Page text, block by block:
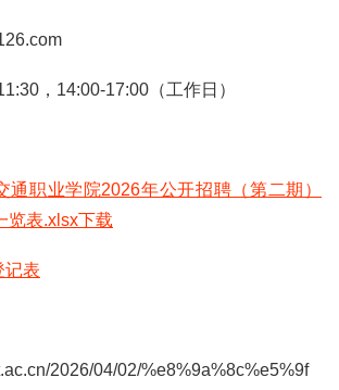
，14:00-17:00（工作日）
通职业学院2026年公开招聘（第二期）
览表.xlsx下载
记表
2026/04/02/%e8%9a%8c%e5%9f